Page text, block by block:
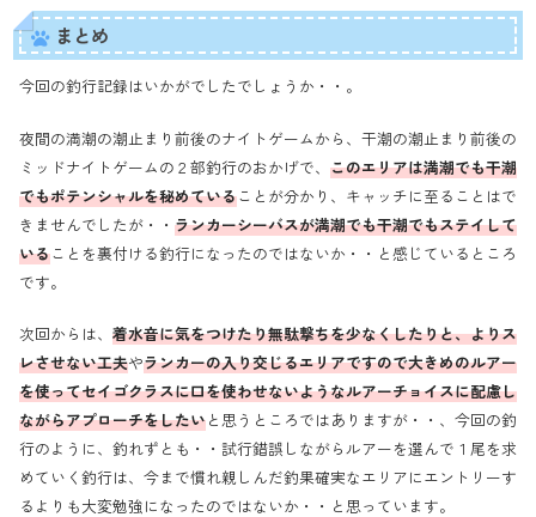
まとめ
今回の釣行記録はいかがでしたでしょうか・・。
夜間の満潮の潮止まり前後のナイトゲームから、干潮の潮止まり前後の
ミッドナイトゲームの２部釣行のおかげで、 このエリアは満潮でも干潮
でもポテンシャルを秘めていることが分かり、キャッチに至ることはで
きませんでしたが・・ ランカーシーバスが満潮でも干潮でもステイして
いることを裏付ける釣行になったのではないか・・と感じているところ
です。
次回からは、 着水音に気をつけたり無駄撃ちを少なくしたりと、よりス
レさせない工夫やランカーの入り交じるエリアですので大きめのルアー
を使ってセイゴクラスに口を使わせないようなルアーチョイスに配慮し
ながらアプローチをしたいと思うところではありますが・・、今回の釣
行のように、釣れずとも・・試行錯誤しながらルアーを選んで１尾を求
めていく釣行は、今まで慣れ親しんだ釣果確実なエリアにエントリーす
るよりも大変勉強になったのではないか・・と思っています。